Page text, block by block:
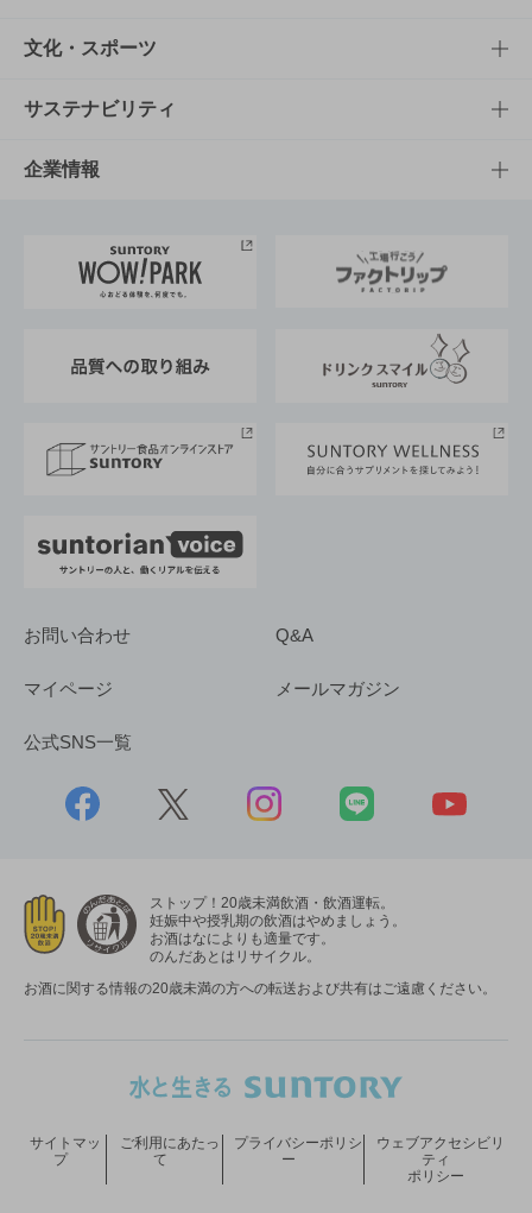
商品一覧
商品発売情報
栄養成分一覧
知る・楽しむTOP
キャンペーン
工場見学
地域情報
文化・スポーツ
文化・スポーツTOP
サントリーホール
サントリーサンバーズ大阪
サステナビリティ
サステナビリティTOP
サントリーが考えるサステナビリティ経営
企業情報
企業概要
採用情報
お問い合わせ Q&A
マイページ メールマガジン
公式SNS一覧
ストップ！20歳未満飲酒・飲酒運転。
妊娠中や授乳期の飲酒はやめましょう。
お酒はなによりも適量です。
のんだあとはリサイクル。
お酒に関する情報の20歳未満の方への転送および共有はご遠慮ください。
サイトマッ
プ
ご利用にあたっ
て
プライバシーポリシ
ー
ウェブアクセシビリ
ティ
ポリシー